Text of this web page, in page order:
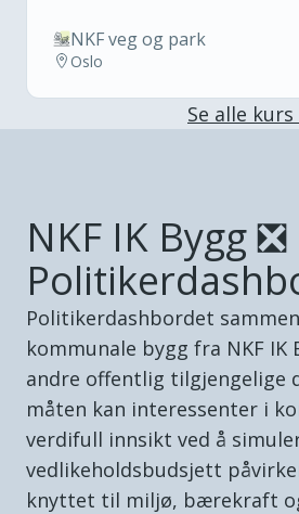
NKF veg og park
Oslo
Se alle
NKF IK Bygg ❎
Politikerdashbordet
kommunale bygg fra NKF IK
andre offentlig tilgjengelige
måten kan interessenter i
verdifull innsikt ved å
vedlikeholdsbudsjett
knyttet til miljø, bærekraft